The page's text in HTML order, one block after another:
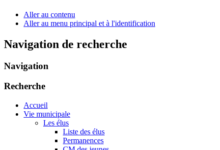
Aller au contenu
Aller au menu principal et à l'identification
Navigation de recherche
Navigation
Recherche
Accueil
Vie municipale
Les élus
Liste des élus
Permanences